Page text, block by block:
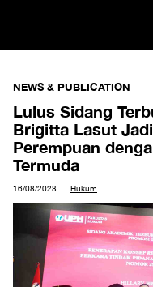
NEWS & PUBLICATION
Lulus Sidang
Brigitta Lasut
Perempuan
Termuda
16/08/2023 Hukum